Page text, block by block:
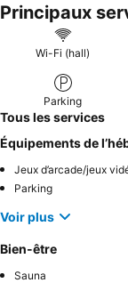
Principaux
Wi-Fi (hall)
Parking
Tous les services
Équipements de
Jeux d’arcade/jeux
Parking
Voir plus
Bien-être
Sauna